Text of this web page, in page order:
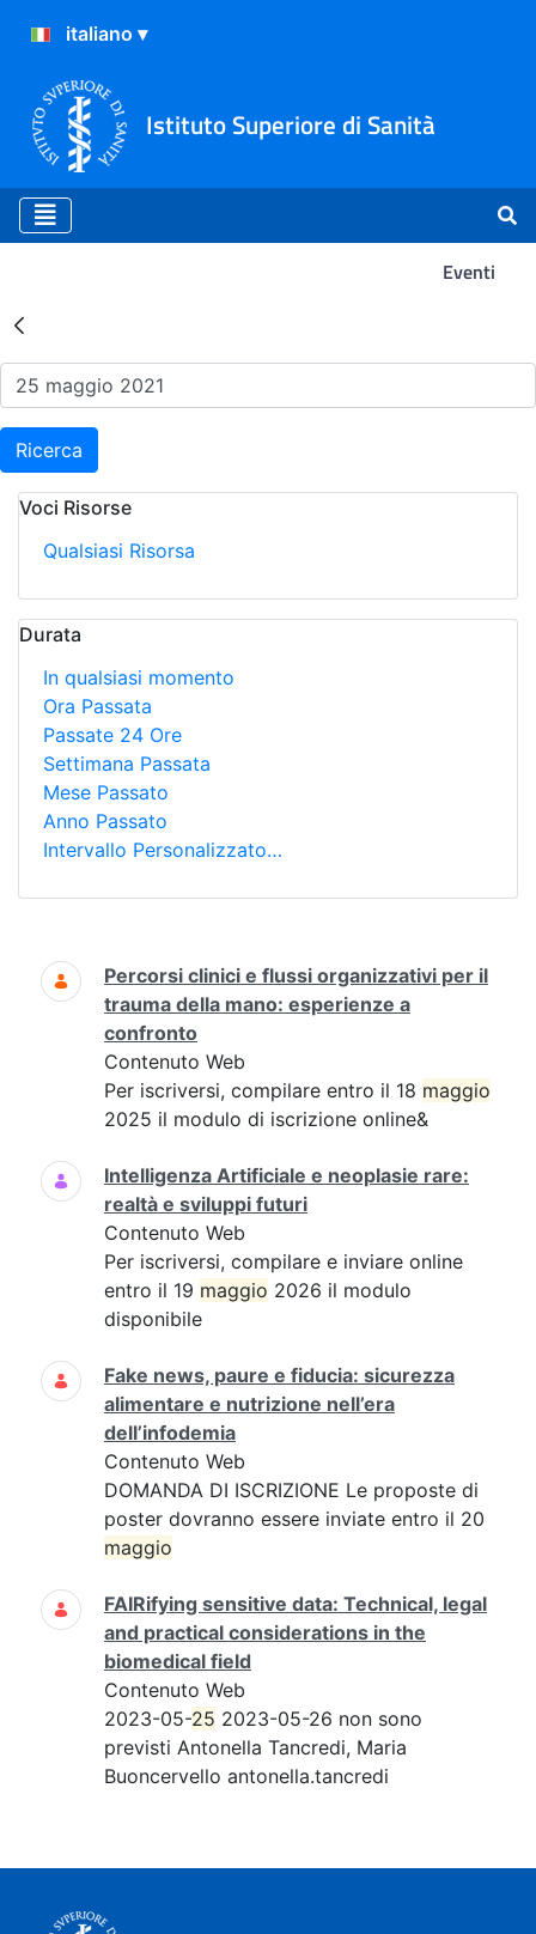
Istituto Superiore di Sanità
Eventi
Risultati della Ricerca -
Ricerca
Voci Risorse
Qualsiasi Risorsa
Durata
In qualsiasi momento
Ora Passata
Passate 24 Ore
Settimana Passata
Mese Passato
Anno Passato
Intervallo Personalizzato…
Ricerca
Percorsi clinici e flussi organizzativi per il
trauma della mano: esperienze a
confronto
Contenuto Web
Per iscriversi, compilare entro il 18 maggio
2025 il modulo di iscrizione online&
Intelligenza Artificiale e neoplasie rare:
realtà e sviluppi futuri
Contenuto Web
Per iscriversi, compilare e inviare online
entro il 19 maggio 2026 il modulo
disponibile
Fake news, paure e fiducia: sicurezza
alimentare e nutrizione nell’era
dell’infodemia
Contenuto Web
DOMANDA DI ISCRIZIONE Le proposte di
poster dovranno essere inviate entro il 20
maggio
FAIRifying sensitive data: Technical, legal
and practical considerations in the
biomedical field
Contenuto Web
2023-05-25 2023-05-26 non sono
previsti Antonella Tancredi, Maria
Buoncervello antonella.tancredi